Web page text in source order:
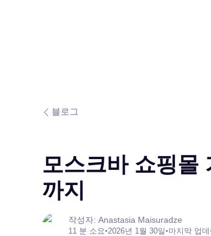
블로그
모스크바 쇼핑몰
까지
작성자: Anastasia Maisuradze
11 분 소요•2026년 1월 30일•마지막 업